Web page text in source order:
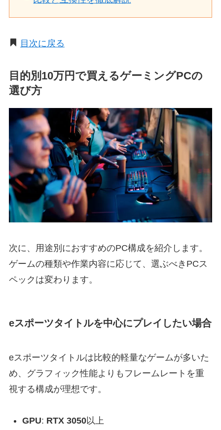
目次に戻る
目的別10万円で買えるゲーミングPCの
選び方
次に、用途別におすすめのPC構成を紹介します。
ゲームの種類や作業内容に応じて、選ぶべきPCス
ペックは変わります。
eスポーツタイトルを中心にプレイしたい場合
eスポーツタイトルは比較的軽量なゲームが多いた
め、グラフィック性能よりもフレームレートを重
視する構成が理想です。
GPU: RTX 3050以上